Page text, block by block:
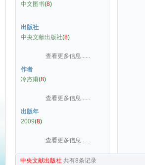
中文图书(8)
出版社
中央文献出版社(8)
查看更多信息......
作者
冷杰甫(8)
查看更多信息......
出版年
2009(8)
查看更多信息......
中央文献出版社 共有8条记录